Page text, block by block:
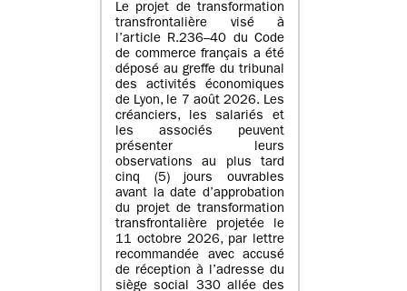
Le projet de transformation
transfrontalière visé à
l’article R.236–40 du Code
de commerce français a été
déposé au greffe du tribunal
des activités économiques
de Lyon, le 7 août 2026. Les
créanciers, les salariés et
les associés peuvent
présenter leurs
observations au plus tard
cinq (5) jours ouvrables
avant la date d’approbation
du projet de transformation
transfrontalière projetée le
11 octobre 2026, par lettre
recommandée avec accusé
de réception à l’adresse du
siège social 330 allée des